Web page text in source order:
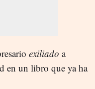
exiliado a
en un libro que ya ha